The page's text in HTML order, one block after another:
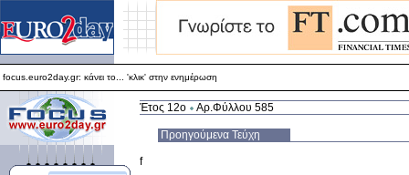
focus.euro2day.gr: κάνει το... 'κλικ' στην ενημέρωση
Για καλύτερη απεικόνιση προτείνεται ο Internet Explorer 5.5+
focus.euro2day.gr: κάνει το... 'κλικ' στην ενημέρωση
Έτος 12ο Αρ.Φύλλου 585
Προηγούμενα Τεύχη
f